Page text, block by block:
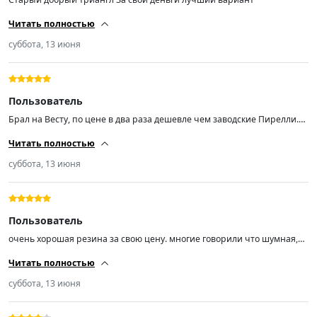
Читать полностью
суббота, 13 июня
Пользователь
Брал на Весту, по цене в два раза дешевле чем заводские Пирелли.
Читать полностью
суббота, 13 июня
Пользователь
очень хорошая резина за свою цену. многие говорили что шумная,
не дорого, но качественную резину то только такие. ничего больше.
спасибо продавцу за быструю доставку.
Читать полностью
суббота, 13 июня